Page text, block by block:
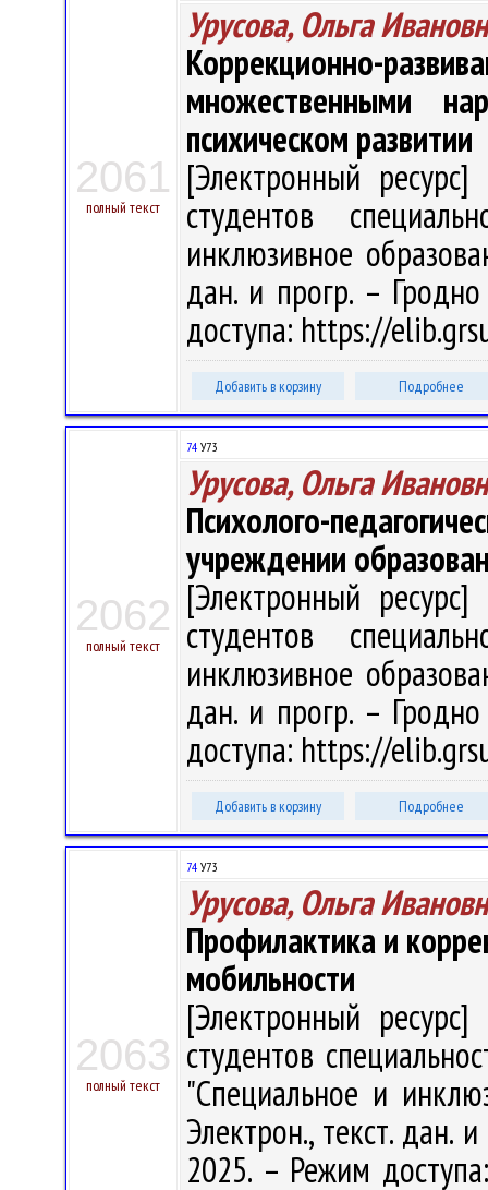
2061
полный текст
Урусова, Ольга
Коррекционно-
множественными
психическом развитии
[Электронный
студентов
инклюзивное
дан. и прогр. –
доступа: https://
Добавить в корзину Подробнее
2062
полный текст
74 У73
Урусова, Ольга
Психолого-
учреждении
[Электронный
студентов
инклюзивное
дан. и прогр. –
доступа: https://
Добавить в корзину Подробнее
2063
полный текст
74 У73
Урусова, Ольга
Профилактика и
мобильности
[Электронный
студентов
"Специальное и
Электрон., текст. дан.
2025. – Режим